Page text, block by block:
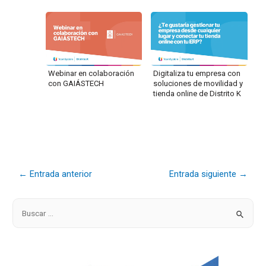
Webinar en colaboración
con GAIÁSTECH
Digitaliza tu empresa con
soluciones de movilidad y
tienda online de Distrito K
← Entrada anterior Entrada siguiente →